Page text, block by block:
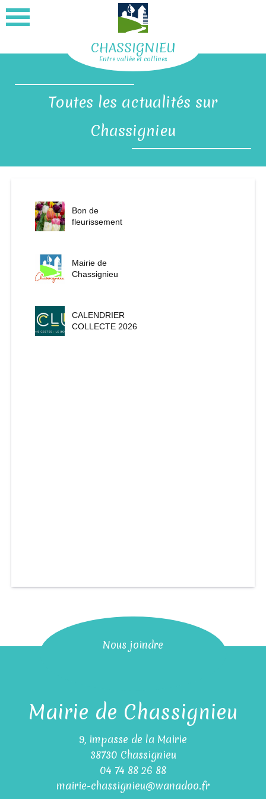
CHASSIGNIEU
Entre vallée et collines
Toutes les actualités sur
Chassignieu
Bon de
fleurissement
Mairie de
Chassignieu
CALENDRIER
COLLECTE 2026
Nous joindre
Mairie de Chassignieu
9, impasse de la Mairie
38730 Chassignieu
04 74 88 26 88
mairie-chassignieu@wanadoo.fr